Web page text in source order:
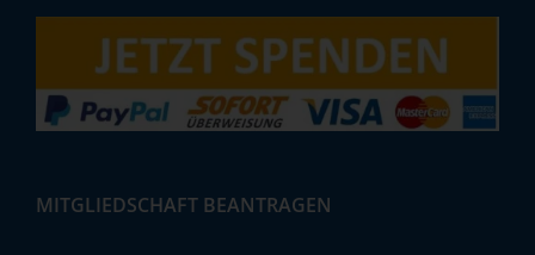
MITGLIEDSCHAFT BEANTRAGEN